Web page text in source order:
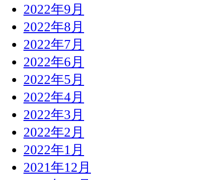
2022年9月
2022年8月
2022年7月
2022年6月
2022年5月
2022年4月
2022年3月
2022年2月
2022年1月
2021年12月